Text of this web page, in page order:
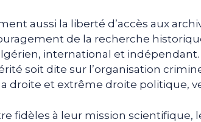
aussi la liberté d’accès aux
de la recherche
international et
soit dite sur l’organisation
droite et extrême droite politique,
fidèles à leur mission scientifique,